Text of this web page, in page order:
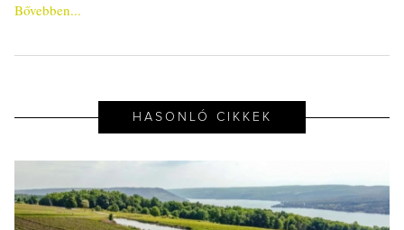
Bővebben...
HASONLÓ CIKKEK